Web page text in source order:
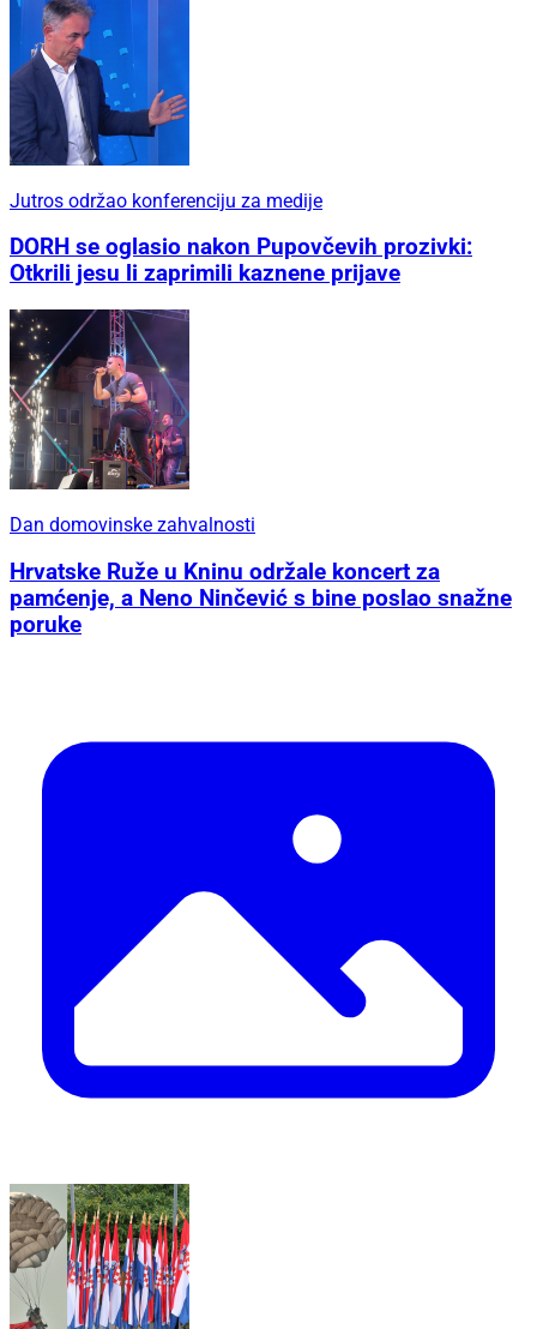
Jutros održao konferenciju za medije
DORH se oglasio nakon Pupovčevih prozivki:
Otkrili jesu li zaprimili kaznene prijave
Dan domovinske zahvalnosti
Hrvatske Ruže u Kninu održale koncert za
pamćenje, a Neno Ninčević s bine poslao snažne
poruke